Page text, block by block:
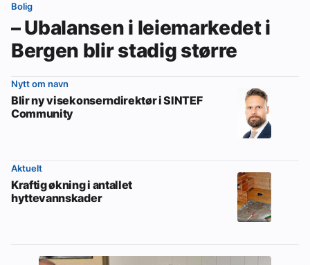
Bolig
– Ubalansen i leiemarkedet i
Bergen blir stadig større
Nytt om navn
Blir ny visekonserndirektør i SINTEF
Community
Aktuelt
Kraftig økning i antallet
hyttevannskader